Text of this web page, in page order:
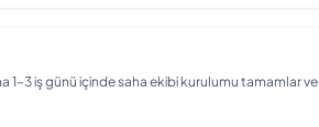
iş günü içinde saha ekibi kurulumu tamamlar ve